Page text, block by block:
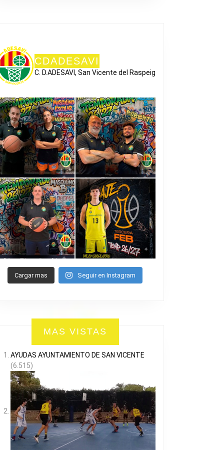
CDADESAVI
C. D.ADESAVI, San Vicente del Raspeig
Cargar mas Seguir en Instagram
MAS VISTAS
AYUDAS AYUNTAMIENTO DE SAN VICENTE
(6.515)